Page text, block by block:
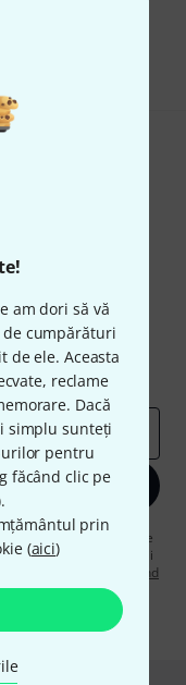
am dori să vă
cumpărături
de ele. Aceasta
reclame
Dacă
simplu sunteți
urilor pentru
făcând clic pe
prin
(aici)
feedback
în limba
unul dintre
Oferte
să primiți publicitate
Puteți găsi informații
regulamentul nostru privind